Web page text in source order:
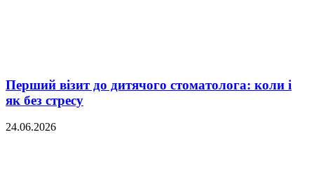
Перший візит до дитячого стоматолога: коли і
як без стресу
24.06.2026